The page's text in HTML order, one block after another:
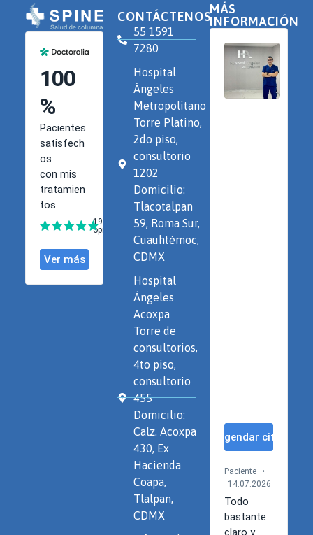
CONTÁCTENOS
55 1591
7280
Hospital
Ángeles
Metropolitano
Torre Platino,
2do piso,
consultorio
1202
Domicilio:
Tlacotalpan
59, Roma Sur,
Cuauhtémoc,
CDMX
Hospital
Ángeles
Acoxpa
Torre de
consultorios,
4to piso,
consultorio
455
Domicilio:
Calz. Acoxpa
430, Ex
Hacienda
Coapa,
Tlalpan,
CDMX
MÁS
INFORMACIÓN